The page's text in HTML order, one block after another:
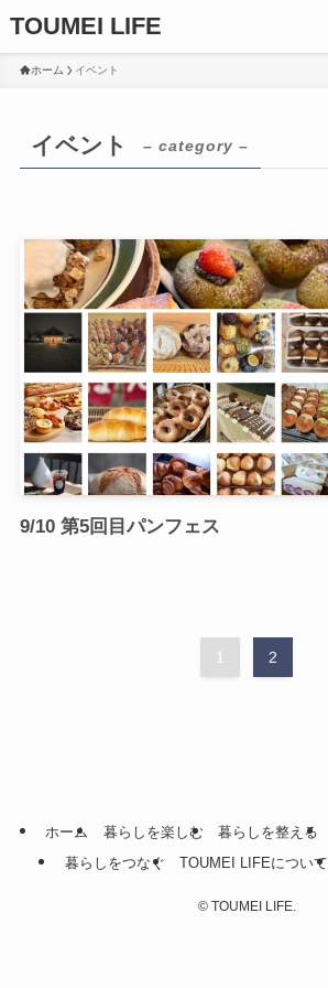
TOUMEI LIFE
ホーム イベント
イベント – category –
9/10 第5回目パンフェス
1 2
ホーム 暮らしを楽しむ 暮らしを整える
暮らしをつなぐ
TOUMEI LIFEについて
©TOUMEI LIFE.